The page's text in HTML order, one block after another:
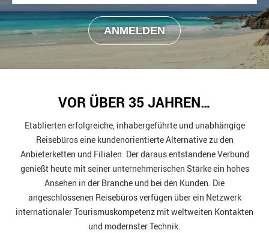
VOR ÜBER 35 JAHREN…
Etablierten erfolgreiche, inhabergeführte und unabhängige
Reisebüros eine kundenorientierte Alternative zu den
Anbieterketten und Filialen. Der daraus entstandene Verbund
genießt heute mit seiner unternehmerischen Stärke ein hohes
Ansehen in der Branche und bei den Kunden. Die
angeschlossenen Reisebüros verfügen über ein Netzwerk
internationaler Tourismuskompetenz mit weltweiten Kontakten
und modernster Technik.